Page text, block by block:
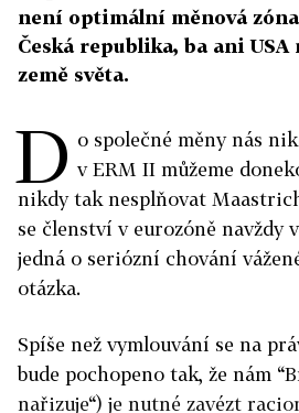
není optimální měnová
Česká republika, ba ani
země světa.
D o společné měny nás
v ERM II můžeme
nikdy tak nesplňovat
se členství v eurozóně navždy
jedná o seriózní chování
otázka.
Spíše než vymlouvání se na
bude pochopeno tak, že nám
nařizuje“) je nutné zavézt